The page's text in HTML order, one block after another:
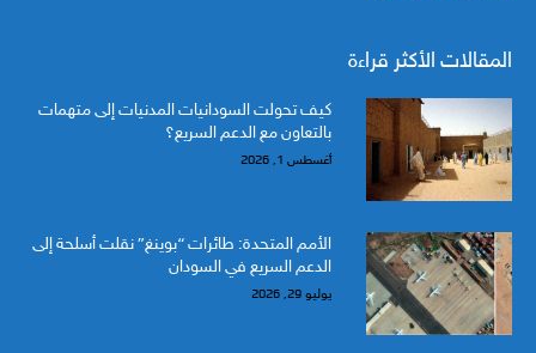
المقالات الأكثر قراءة
كيف تحولت السودانيات المدنيات إلى متهمات
بالتعاون مع الدعم السريع؟
أغسطس 1, 2026
الأمم المتحدة: طائرات “بوينغ” نقلت أسلحة إلى
الدعم السريع في السودان
يوليو 29, 2026